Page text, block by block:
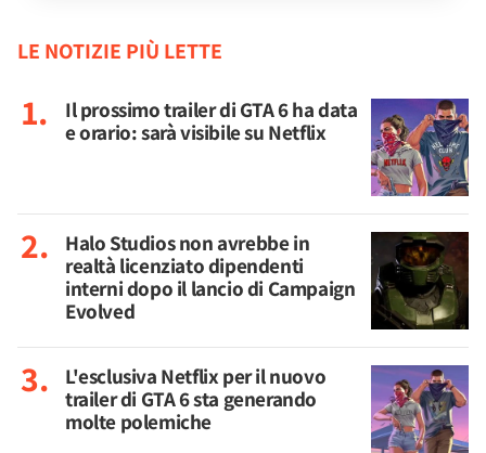
LE NOTIZIE PIÙ LETTE
Il prossimo trailer di GTA 6 ha data
e orario: sarà visibile su Netflix
Halo Studios non avrebbe in
realtà licenziato dipendenti
interni dopo il lancio di Campaign
Evolved
L'esclusiva Netflix per il nuovo
trailer di GTA 6 sta generando
molte polemiche